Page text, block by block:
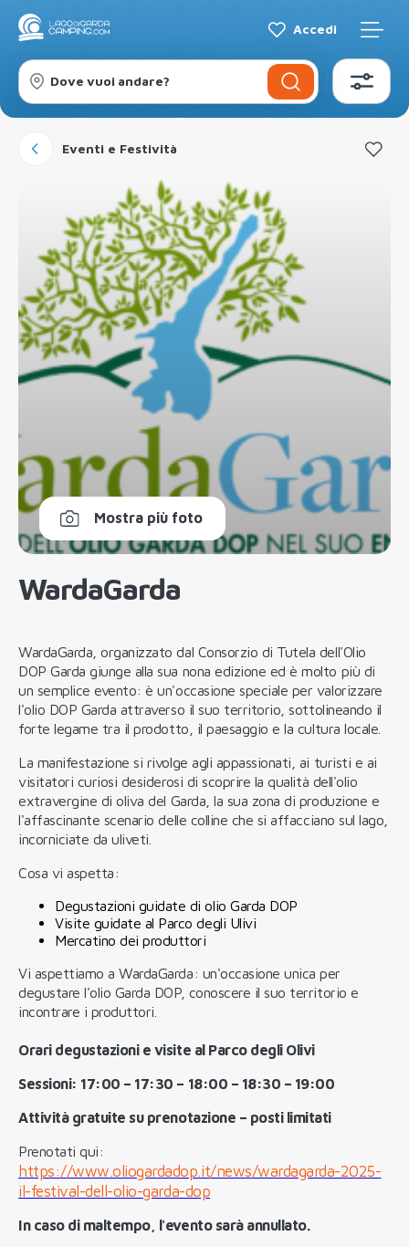
Accedi
Dove vuoi andare?
Eventi e Festività
Mostra più foto
WardaGarda
WardaGarda, organizzato dal Consorzio di Tutela dell'Olio
DOP Garda giunge alla sua nona edizione ed è molto più di
un semplice evento: è un'occasione speciale per valorizzare
l'olio DOP Garda attraverso il suo territorio, sottolineando il
forte legame tra il prodotto, il paesaggio e la cultura locale.
La manifestazione si rivolge agli appassionati, ai turisti e ai
visitatori curiosi desiderosi di scoprire la qualità dell'olio
extravergine di oliva del Garda, la sua zona di produzione e
l'affascinante scenario delle colline che si affacciano sul lago,
incorniciate da uliveti.
Cosa vi aspetta:
Degustazioni guidate di olio Garda DOP
Visite guidate al Parco degli Ulivi
Mercatino dei produttori
Vi aspettiamo a WardaGarda: un'occasione unica per
degustare l'olio Garda DOP, conoscere il suo territorio e
incontrare i produttori.
Orari degustazioni e visite al Parco degli Olivi
Sessioni: 17:00 – 17:30 – 18:00 – 18:30 – 19:00
Attività gratuite su prenotazione – posti limitati
Prenotati qui:
https://www.oliogardadop.it/news/wardagarda-2025-
il-festival-dell-olio-garda-dop
In caso di maltempo, l'evento sarà annullato.